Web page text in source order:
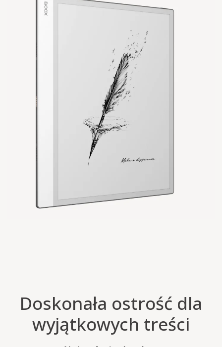
Doskonała ostrość dla
wyjątkowych treści